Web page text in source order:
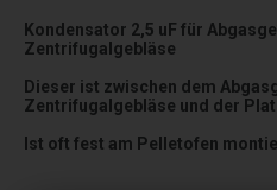
Kondensator 2,5 uF für
Zentrifugalgebläse
Dieser ist zwischen dem
Zentrifugalgebläse und der
Ist oft fest am Pelletofen